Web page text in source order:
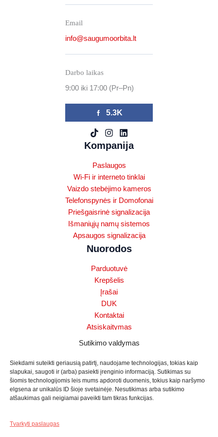
Sutikimo valdymas
Siekdami suteikti geriausią patirtį, naudojame technologijas, tokias kaip
slapukai, saugoti ir (arba) pasiekti įrenginio informaciją. Sutikimas su
šiomis technologijomis leis mums apdoroti duomenis, tokius kaip naršymo
elgsena ar unikalūs ID šioje svetainėje. Nesutikimas arba sutikimo
atšaukimas gali neigiamai paveikti tam tikras funkcijas.
Tvarkyti paslaugas
Email
info@saugumoorbita.lt
Darbo laikas
9:00 iki 17:00 (Pr–Pn)
5.3K
Kompanija
Paslaugos
Wi-Fi ir interneto tinklai
Vaizdo stebėjimo kameros
Telefonspynės ir Domofonai
Priešgaisrinė signalizacija
Išmaniųjų namų sistemos
Apsaugos signalizacija
Nuorodos
Parduotuvė
Krepšelis
Įrašai
DUK
Kontaktai
Atsiskaitymas
Slapukų politika (ES)
Mano paskyra
Pinigų grąžinimo politika
Dronų aptikimo sistema
Naujausi straipsniai